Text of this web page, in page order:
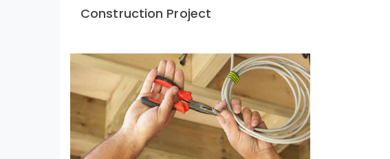
Construction Project